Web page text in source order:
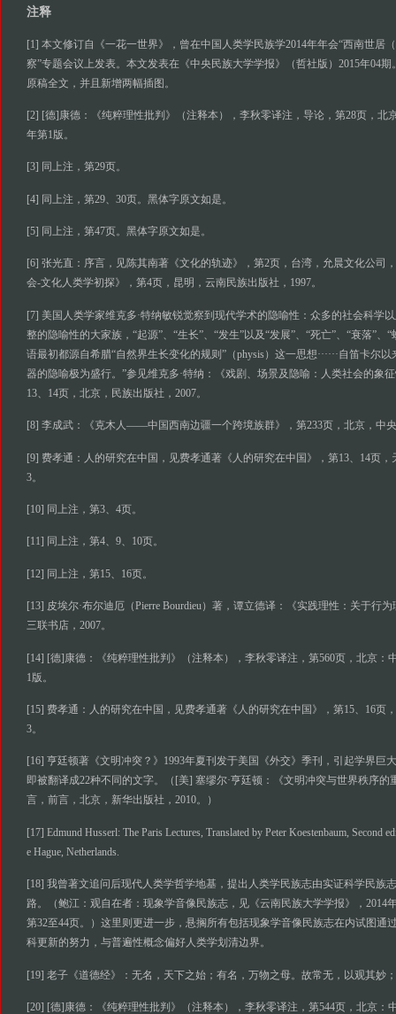
注释
[1] 本文修订自《一花一世界》，曾在中国人类学民族学2014年年会“西南世居
察”专题会议上发表。本文发表在《中央民族大学学报》（哲社版）2015年04
原稿全文，并且新增两幅插图。
[2] [德]康德：《纯粹理性批判》（注释本），李秋零译注，导论，第28页，北
年第1版。
[3] 同上注，第29页。
[4] 同上注，第29、30页。黑体字原文如是。
[5] 同上注，第47页。黑体字原文如是。
[6] 张光直：序言，见陈其南著《文化的轨迹》，第2页，台湾，允晨文化公司
会-文化人类学初探》，第4页，昆明，云南民族出版社，1997。
[7] 美国人类学家维克多·特纳敏锐觉察到现代学术的隐喻性：众多的社会科学
整的隐喻性的大家族，“起源”、“生长”、“发生”以及“发展”、“死亡”、“衰落”、
语最初都源自希腊“自然界生长变化的规则”（physis）这一思想······自笛卡尔
器的隐喻极为盛行。”参见维克多·特纳：《戏剧、场景及隐喻：人类社会的象
13、14页，北京，民族出版社，2007。
[8] 李成武：《克木人——中国西南边疆一个跨境族群》，第233页，北京，中
[9] 费孝通：人的研究在中国，见费孝通著《人的研究在中国》，第13、14页，
3。
[10] 同上注，第3、4页。
[11] 同上注，第4、9、10页。
[12] 同上注，第15、16页。
[13] 皮埃尔·布尔迪厄（Pierre Bourdieu）著，谭立德译：《实践理性：关于行
三联书店，2007。
[14] [德]康德：《纯粹理性批判》（注释本），李秋零译注，第560页，北京：
1版。
[15] 费孝通：人的研究在中国，见费孝通著《人的研究在中国》，第15、16页
3。
[16] 亨廷顿著《文明冲突？》1993年夏刊发于美国《外交》季刊，引起学界巨
即被翻译成22种不同的文字。（[美] 塞缪尔·亨廷顿：《文明冲突与世界秩序的
言，前言，北京，新华出版社，2010。）
[17] Edmund Husserl: The Paris Lectures, Translated by Peter Koestenbaum, Second
e Hague, Netherlands.
[18] 我曾著文追问后现代人类学哲学地基，提出人类学民族志由实证科学民族
路。（鲍江：观自在者：现象学音像民族志，见《云南民族大学学报》，2014
第32至44页。）这里则更进一步，悬搁所有包括现象学音像民族志在内试图通
科更新的努力，与普遍性概念偏好人类学划清边界。
[19] 老子《道德经》：无名，天下之始；有名，万物之母。故常无，以观其妙
[20] [德]康德：《纯粹理性批判》（注释本），李秋零译注，第544页，北京：